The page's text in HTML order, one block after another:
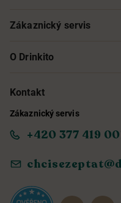
Zákaznický servis
Sledování objednávky
Obchodní podmínky
Ochrana osobních údajů
Reklamace a vrácení
O Drinkito
O nás
Informace o přístupnosti
Kontakt
Zákaznický servis
+420 377 419